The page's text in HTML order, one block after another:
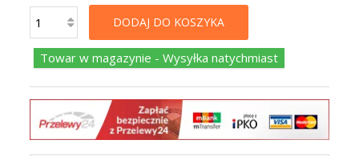
DODAJ DO KOSZYKA
Towar w magazynie - Wysyłka natychmiast